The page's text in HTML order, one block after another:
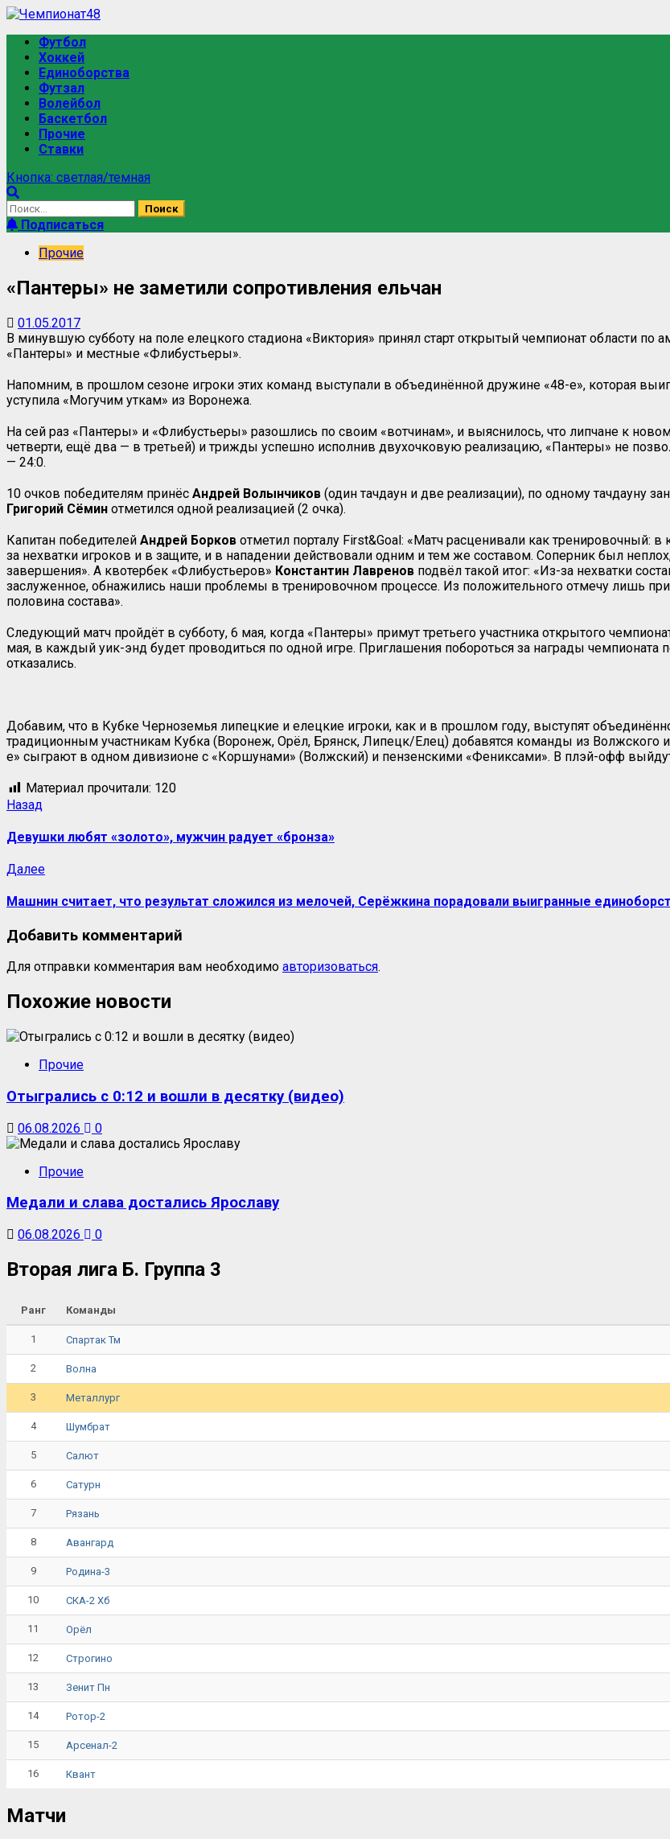
Футбол
Хоккей
Единоборства
Футзал
Волейбол
Баскетбол
Прочие
Ставки
Кнопка: светлая/темная
Подписаться
Прочие
«Пантеры» не заметили сопротивления ельчан
01.05.2017
В минувшую субботу на поле елецкого стадиона «Виктория» принял старт открытый чемпионат области
«Пантеры» и местные «Флибустьеры».
Напомним, в прошлом сезоне игроки этих команд выступали в объединённой дружине «48-е», которая
уступила «Могучим уткам» из Воронежа.
На сей раз «Пантеры» и «Флибустьеры» разошлись по своим «вотчинам», и выяснилось, что липчане к
четверти, ещё два — в третьей) и трижды успешно исполнив двухочковую реализацию, «Пантеры» не
— 24:0.
10 очков победителям принёс Андрей Волынчиков (один тачдаун и две реализации), по одному тачдауну
Григорий Сёмин отметился одной реализацией (2 очка).
Капитан победителей Андрей Борков отметил порталу First&Goal: «Матч расценивали как тренировочный:
за нехватки игроков и в защите, и в нападении действовали одним и тем же составом. Соперник был
завершения». А квотербек «Флибустьеров» Константин Лавренов подвёл такой итог: «Из-за нехватки
заслуженное, обнажились наши проблемы в тренировочном процессе. Из положительного отмечу лишь
половина состава».
Следующий матч пройдёт в субботу, 6 мая, когда «Пантеры» примут третьего участника открытого
мая, в каждый уик-энд будет проводиться по одной игре. Приглашения побороться за награды
отказались.
Добавим, что в Кубке Черноземья липецкие и елецкие игроки, как и в прошлом году, выступят
традиционным участникам Кубка (Воронеж, Орёл, Брянск, Липецк/Елец) добавятся команды из Волжского
е» сыграют в одном дивизионе с «Коршунами» (Волжский) и пензенскими «Фениксами». В плэй-офф
Материал прочитали: 120
Назад
Девушки любят «золото», мужчин радует «бронза»
Далее
Машнин считает, что результат сложился из мелочей, Серёжкина порадовали выигранные
Добавить комментарий
Для отправки комментария вам необходимо авторизоваться.
Похожие новости
Прочие
Отыгрались с 0:12 и вошли в десятку (видео)
06.08.2026 0
Прочие
Медали и слава достались Ярославу
06.08.2026 0
Вторая лига Б. Группа 3
Ранг Команды
1 Спартак Тм
2 Волна
3 Металлург
4 Шумбрат
5 Салют
6 Сатурн
7 Рязань
8 Авангард
9 Родина-3
10 СКА-2 Хб
11 Орёл
12 Строгино
13 Зенит Пн
14 Ротор-2
15 Арсенал-2
16 Квант
Матчи